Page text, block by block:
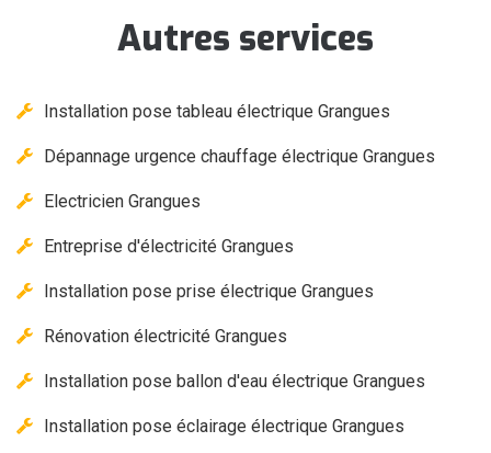
Autres services
Installation pose tableau électrique Grangues
Dépannage urgence chauffage électrique Grangues
Electricien Grangues
Entreprise d'électricité Grangues
Installation pose prise électrique Grangues
Rénovation électricité Grangues
Installation pose ballon d'eau électrique Grangues
Installation pose éclairage électrique Grangues